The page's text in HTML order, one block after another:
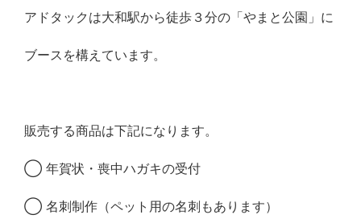
アドタックは大和駅から徒歩３分の「やまと公園」に
ブースを構えています。
販売する商品は下記になります。
◯ 年賀状・喪中ハガキの受付
◯ 名刺制作（ペット用の名刺もあります）